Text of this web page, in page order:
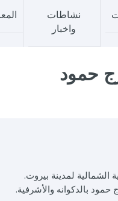
نشاطات
واخبار
حمود
لمدينة بيروت.
بالدكوانه والأشرفية.